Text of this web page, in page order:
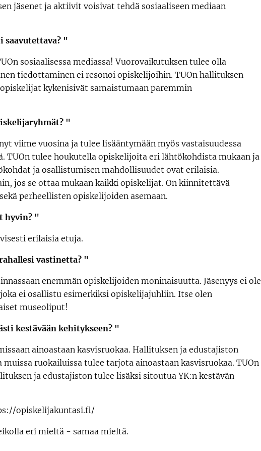
jäsenet ja aktiivit voisivat tehdä sosiaaliseen mediaan
saavutettava? "
sosiaalisessa mediassa! Vuorovaikutuksen tulee olla
tiedottaminen ei resonoi opiskelijoihin. TUOn hallituksen
kykenisivät samaistumaan paremmin
"
viime vuosina ja tulee lisääntymään myös vastaisuudessa
TUOn tulee houkutella opiskelijoita eri lähtökohdista mukaan ja
ja osallistumisen mahdollisuudet ovat erilaisia.
jos se ottaa mukaan kaikki opiskelijat. On kiinnitettävä
perheellisten opiskelijoiden asemaan.
hyvin? "
erilaisia etuja.
vastinetta? "
enemmän opiskelijoiden moninaisuutta. Jäsenyys ei ole
ei osallistu esimerkiksi opiskelijajuhliin. Itse olen
museoliput!
kestävään kehitykseen? "
ainoastaan kasvisruokaa. Hallituksen ja edustajiston
ruokailuissa tulee tarjota ainoastaan kasvisruokaa. TUOn
ja edustajiston tulee lisäksi sitoutua YK:n kestävän
opiskelijakuntasi.fi/
eri mieltä - samaa mieltä.